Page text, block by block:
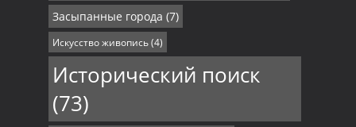
Засыпанные города (7)
Искусство живопись(4)
Исторический поиск
(73)